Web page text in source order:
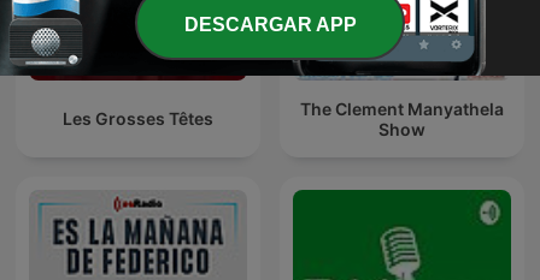
Les Grosses Têtes
The Clement Manyathela
Show
DESCARGAR APP